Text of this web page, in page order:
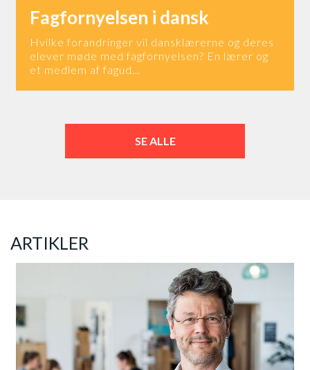
Fagfornyelsen i dansk
Hvilke forandringer vil dansklærerne og deres
elever møde med fagfornyelsen? En lærer og
et medlem af fagud…
SE ALLE
ARTIKLER